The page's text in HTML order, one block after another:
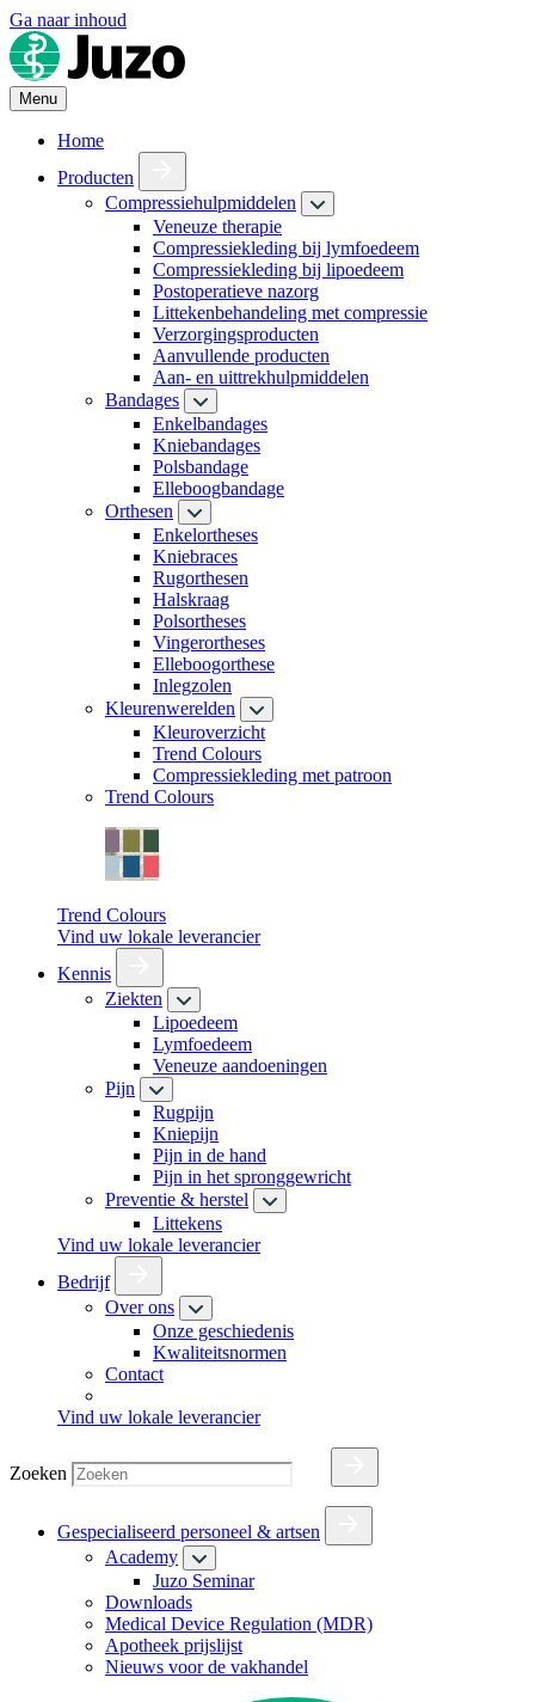
Ga naar inhoud
Menu
Home
Producten
Compressiehulpmiddelen
Veneuze therapie
Compressiekleding bij lymfoedeem
Compressiekleding bij lipoedeem
Postoperatieve nazorg
Littekenbehandeling met compressie
Verzorgingsproducten
Aanvullende producten
Aan- en uittrekhulpmiddelen
Bandages
Enkelbandages
Kniebandages
Polsbandage
Elleboogbandage
Orthesen
Enkelortheses
Kniebraces
Rugorthesen
Halskraag
Polsortheses
Vingerortheses
Elleboogorthese
Inlegzolen
Kleurenwerelden
Kleuroverzicht
Trend Colours
Compressiekleding met patroon
Trend Colours
Trend Colours
Vind uw lokale leverancier
Kennis
Ziekten
Lipoedeem
Lymfoedeem
Veneuze aandoeningen
Pijn
Rugpijn
Kniepijn
Pijn in de hand
Pijn in het spronggewricht
Preventie & herstel
Littekens
Vind uw lokale leverancier
Bedrijf
Over ons
Onze geschiedenis
Kwaliteitsnormen
Contact
Vind uw lokale leverancier
Zoeken
Gespecialiseerd personeel & artsen
Academy
Juzo Seminar
Downloads
Medical Device Regulation (MDR)
Apotheek prijslijst
Nieuws voor de vakhandel